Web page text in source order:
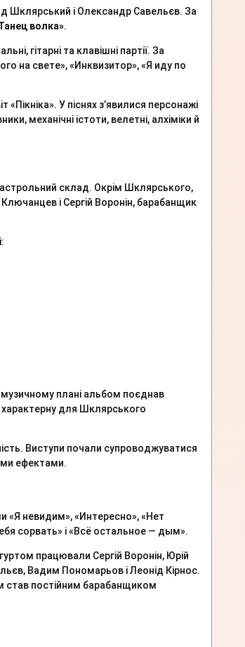
Шклярський і Олександр Савельєв. За
волка».
гітарні та клавішні партії. За
на свете», «Инквизитор», «Я иду по
У піснях з’явилися персонажі
механічні істоти, велетні, алхіміки й
склад. Окрім Шклярського,
і Сергій Воронін, барабанщик
музичному плані альбом поєднав
характерну для Шклярського
Виступи почали супроводжуватися
ефектами.
«Я невидим», «Интересно», «Нет
сорвать» і «Всё остальное — дым».
працювали Сергій Воронін, Юрій
Вадим Пономарьов і Леонід Кірнос.
став постійним барабанщиком